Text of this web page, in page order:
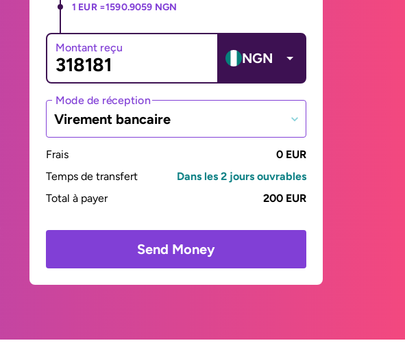
1 EUR =1590.9059 NGN
Montant reçu
NGN
Mode de réception
Virement bancaire
Frais
0 EUR
Temps de transfert
Dans les 2 jours ouvrables
Total à payer
200 EUR
Send Money